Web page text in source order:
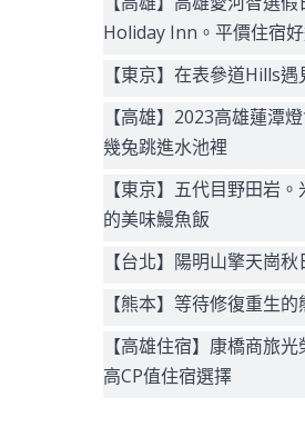
Holiday Inn。平價住宿
【東京】在表參道Hills
【高雄】2023高雄蓮潭
幾兔跳進水池裡
【東京】五代目野田岩
的美味鰻魚飯
【台北】陽明山擎天崗
【熊本】等待修復重生
【高雄住宿】康橋商旅光
高CP值住宿選擇